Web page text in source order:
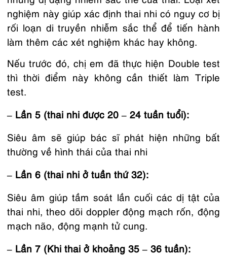
nghiệm này giúp xác định thai nhi có nguy cơ bị
rối loạn di truyền nhiễm sắc thể để tiến hành
làm thêm các xét nghiệm khác hay không.
Nếu trước đó, chị em đã thực hiện Double test
thì thời điểm này không cần thiết làm Triple
test.
– Lần 5 (thai nhi được 20 – 24 tuần tuổi):
Siêu âm sẽ giúp bác sĩ phát hiện những bất
thường về hình thái của thai nhi
– Lần 6 (thai nhi ở tuần thứ 32):
Siêu âm giúp tầm soát lần cuối các dị tật của
thai nhi, theo dõi doppler động mạch rốn, động
mạch não, động mạnh tử cung.
– Lần 7 (Khi thai ở khoảng 35 – 36 tuần):